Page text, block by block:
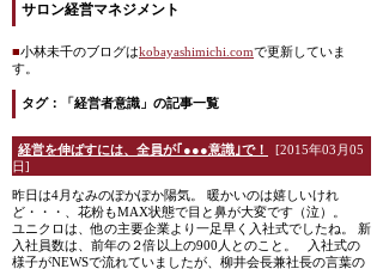
サロン経営マネジメント
■小林未千のブログはkobayashimichi.comで更新していま
す。
タグ：「経営者意識」の記事一覧
経営を伸ばすには、全員が｢●●●意識｣で！
[2015年03月05
日]
昨日は4月なみのぽかぽか陽気。 暖かいのは嬉しいけれ
ど・・・、花粉もMAX状態で目と鼻が大変です（泣）。
ユニクロは、他の主要企業より一足早く入社式でしたね。 新
入社員数は、前年の２倍以上の900人とのこと。 入社式の
様子がNEWSで流れていましたが、柳井会長兼社長の言葉の